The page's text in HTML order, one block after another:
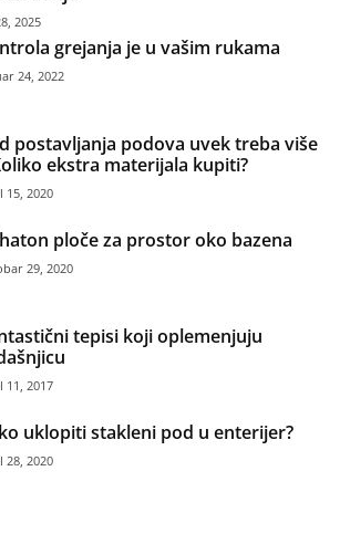
2025
grejanja je u vašim rukama
24, 2022
postavljanja podova uvek treba više
ekstra materijala kupiti?
15, 2020
ploče za prostor oko bazena
29, 2020
tepisi koji oplemenjuju
11, 2017
uklopiti stakleni pod u enterijer?
28, 2020